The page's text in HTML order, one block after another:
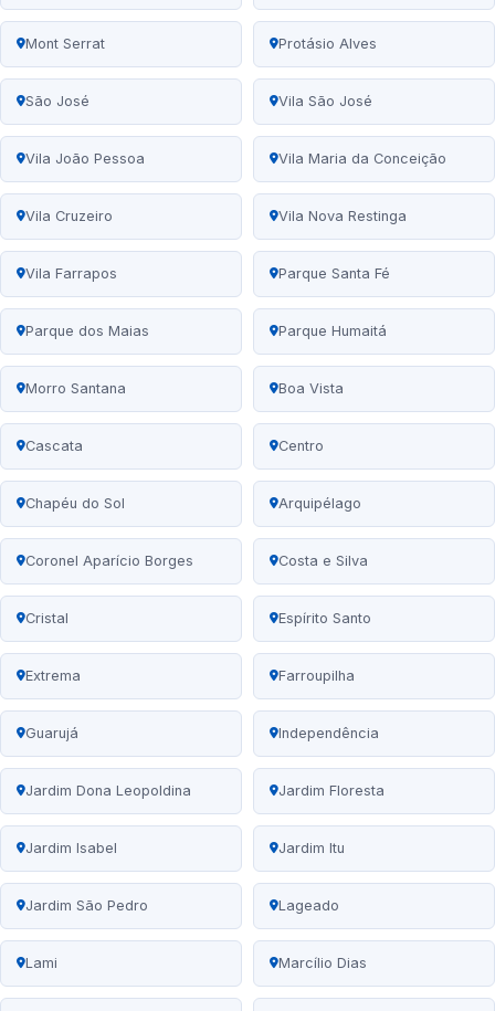
Mont Serrat Protásio Alves
São José Vila São José
Vila João Pessoa Vila Maria da Conceição
Vila Cruzeiro Vila Nova Restinga
Vila Farrapos Parque Santa Fé
Parque dos Maias Parque Humaitá
Morro Santana Boa Vista
Cascata Centro
Chapéu do Sol Arquipélago
Coronel Aparício Borges Costa e Silva
Cristal Espírito Santo
Extrema Farroupilha
Guarujá Independência
Jardim Dona Leopoldina Jardim Floresta
Jardim Isabel Jardim Itu
Jardim São Pedro Lageado
Lami Marcílio Dias